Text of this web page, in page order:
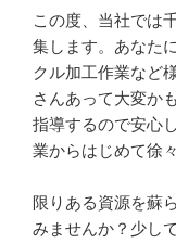
この度、当社では
集します。あなた
クル加工作業など
さんあって大変か
指導するので安心
業からはじめて徐
限りある資源を蘇
みませんか？少し